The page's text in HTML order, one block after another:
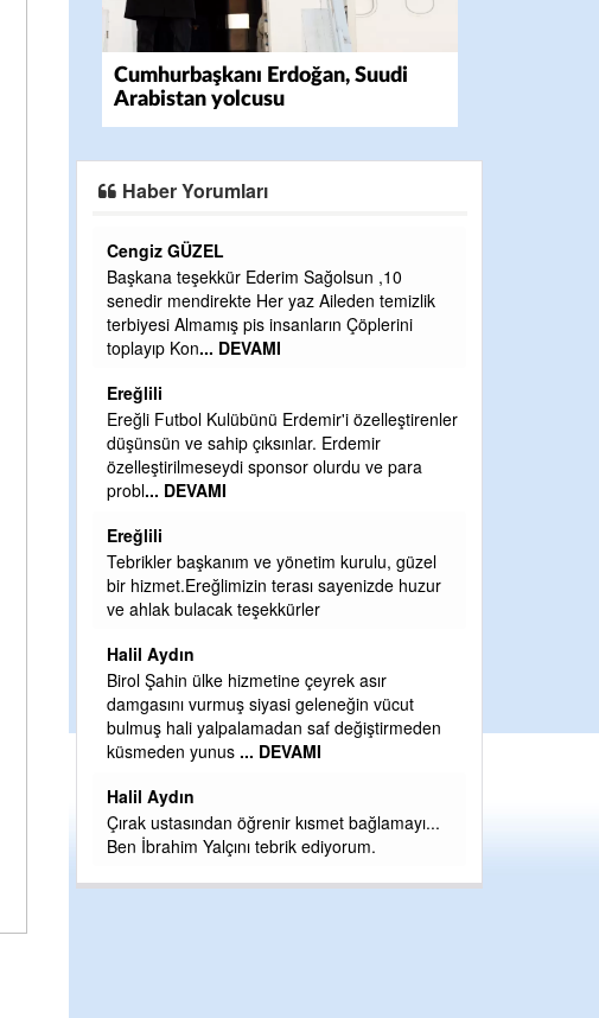
Cumhurbaşkanı Erdoğan, Suudi
Arabistan yolcusu
Haber Yorumları
teşekkür Ederim Sağolsun ,10
mendirekte Her yaz Aileden temizlik
Almamış pis insanların Çöplerini
... DEVAMI
Futbol Kulübünü Erdemir'i özelleştirenler
ve sahip çıksınlar. Erdemir
sponsor olurdu ve para
başkanım ve yönetim kurulu, güzel
terası sayenizde huzur
bulacak teşekkürler
ülke hizmetine çeyrek asır
vurmuş siyasi geleneğin vücut
hali yalpalamadan saf değiştirmeden
... DEVAMI
ustasından öğrenir kısmet bağlamayı...
Yalçını tebrik ediyorum.
GULDERE DERE ÇALIŞMALARI,
ÖNCE ALKAYA TARAFINDAN
ETRASFINDA YERLEŞİM YERI
Şaban yavuz
Mekanı cennet olsun kederli
Sabri Celil ihsan eylesin
H BakiYüksel
Yeni parti için ereğli ilçe
eder dururken asıl merakımız halk
kahramanlarımız ereğli aşkı ile